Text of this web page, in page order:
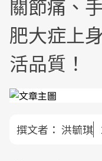
關節痛、
肥大症上
活品質！
撰文者： 洪毓琪